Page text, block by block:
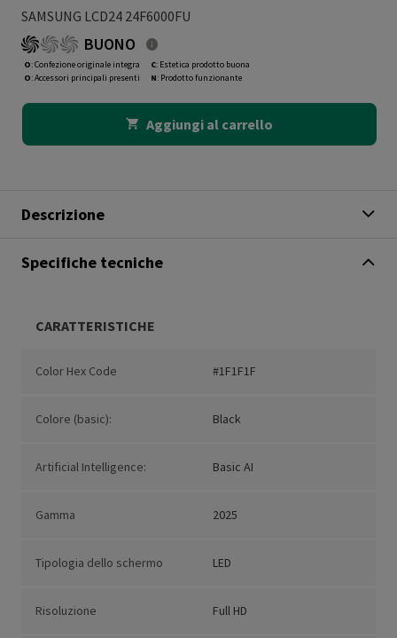
SAMSUNG LCD24 24F6000FU
BUONO
O: Confezione originale integra
O: Accessori principali presenti
C: Estetica prodotto buona
N: Prodotto funzionante
Aggiungi al carrello
Descrizione
Specifiche tecniche
CARATTERISTICHE
Color Hex Code #1F1F1F
Colore (basic): Black
Artificial Intelligence: Basic AI
Gamma 2025
Tipologia dello schermo LED
Risoluzione Full HD